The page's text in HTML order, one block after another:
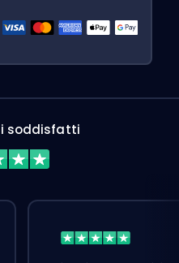
soddisfatti